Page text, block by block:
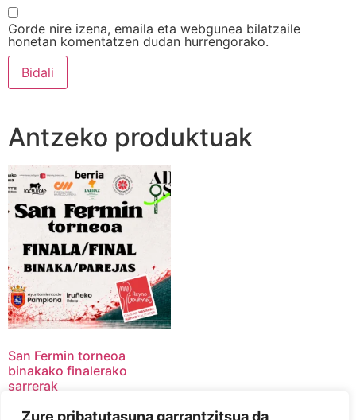
Zure pribatutasuna garrantzitsua da
Gorde nire izena, emaila eta webgunea bilatzaile
honetan komentatzen dudan hurrengorako.
Antzeko produktuak
San Fermin torneoa
binakako finalerako
sarrerak